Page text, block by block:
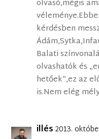
olvasó,mégis
kérdésben
Balati
olvashatók és
hetőek”,ez az
is.Nem elég
illés 2013.